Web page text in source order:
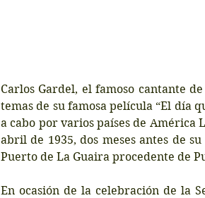
Carlos Gardel, el famoso cantante
temas de su famosa película “El día
a cabo por varios países de América
abril de 1935, dos meses antes de
Puerto de La Guaira procedente de
En ocasión de la celebración de la